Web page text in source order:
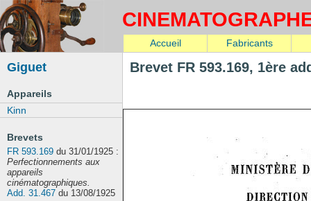
Accueil Fabricants
Giguet
Appareils
Kinn
Brevets
FR 593.169 du 31/01/1925 :
Perfectionnements aux
appareils
cinématographiques.
Add. 31.467 du 13/08/1925
Brevet FR 593.169, 1ère